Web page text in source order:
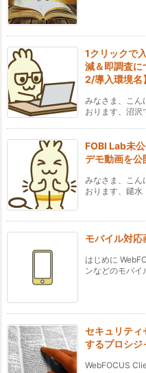
1クリックで
減＆即調査
2/導入環境名】
みなさま、こん
おります、沼沢
FOBI Lab未
デモ動画を公
みなさま、こん
おります、鑓水
モバイル対応
はじめに
ンなどのモバイ
セキュリティ
するプロシジ
WebFOCUS